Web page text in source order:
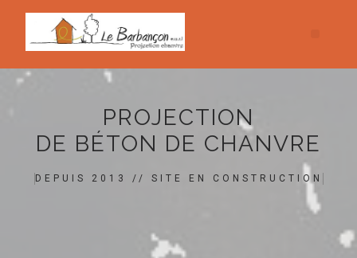
PROJECTION
DE BÉTON DE CHANVRE
DEPUIS 2013 // SITE EN CONSTRUCTION